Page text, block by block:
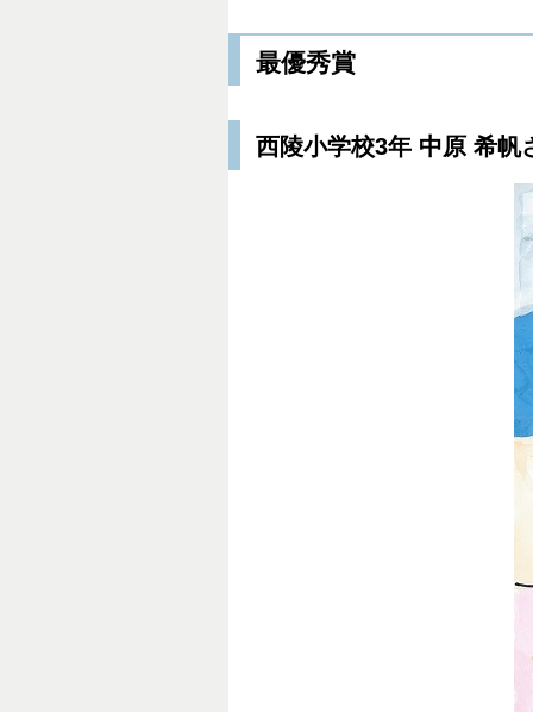
最優秀賞
西陵小学校3年 中原 希帆